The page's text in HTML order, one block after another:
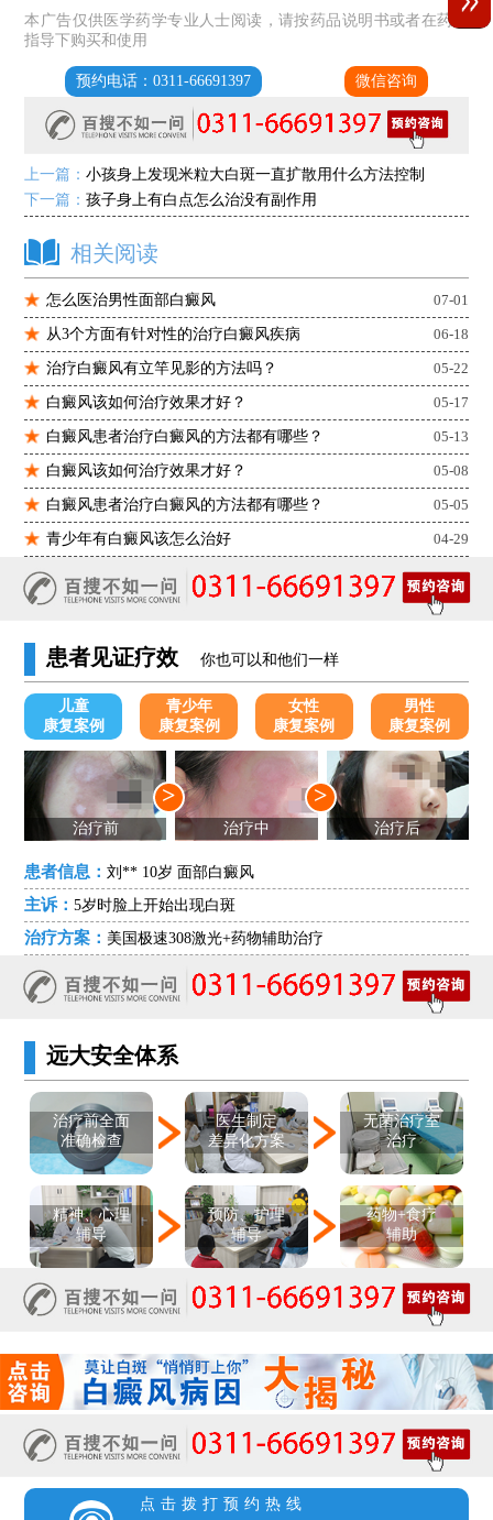
本广告仅供医学药学专业人士阅读，请按药品说明书或者在药师
指导下购买和使用
预约电话：0311-66691397 微信咨询
上一篇：小孩身上发现米粒大白斑一直扩散用什么方法控制
下一篇：孩子身上有白点怎么治没有副作用
相关阅读
怎么医治男性面部白癜风 07-01
从3个方面有针对性的治疗白癜风疾病 06-18
治疗白癜风有立竿见影的方法吗？ 05-22
白癜风该如何治疗效果才好？ 05-17
白癜风患者治疗白癜风的方法都有哪些？ 05-13
白癜风该如何治疗效果才好？ 05-08
白癜风患者治疗白癜风的方法都有哪些？ 05-05
青少年有白癜风该怎么治好 04-29
患者见证疗效 你也可以和他们一样
儿童
康复案例
青少年
康复案例
女性
康复案例
男性
康复案例
治疗前
>
治疗中
>
治疗后
患者信息：刘** 10岁 面部白癜风
主诉：5岁时脸上开始出现白斑
治疗方案： 美国极速308激光+药物辅助治疗
远大安全体系
治疗前全面
准确检查
医生制定
差异化方案
无菌治疗室
治疗
精神、心理
辅导
预防、护理
辅导
药物+食疗
辅助
点击拨打预约热线